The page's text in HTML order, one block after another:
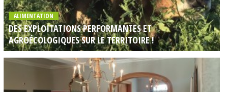
ALIMENTATION
DES EXPLOITATIONS PERFORMANTES ET
AGROÉCOLOGIQUES SUR LE TERRITOIRE !